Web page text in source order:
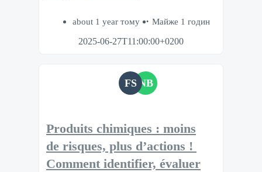
about 1 year тому
Майже 1 годин
2025-06-27T11:00:00+0200
FS NB
Produits chimiques : moins
de risques, plus d’actions ! ​
Comment identifier, évaluer